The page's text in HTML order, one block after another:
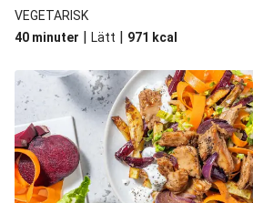
VEGETARISK
40 minuter | Lätt | 971 kcal